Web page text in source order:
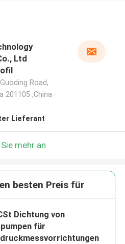
Ltd
Road,
201105 ,China
Lieferant
mehr an
besten Preis für
Dichtung von
für